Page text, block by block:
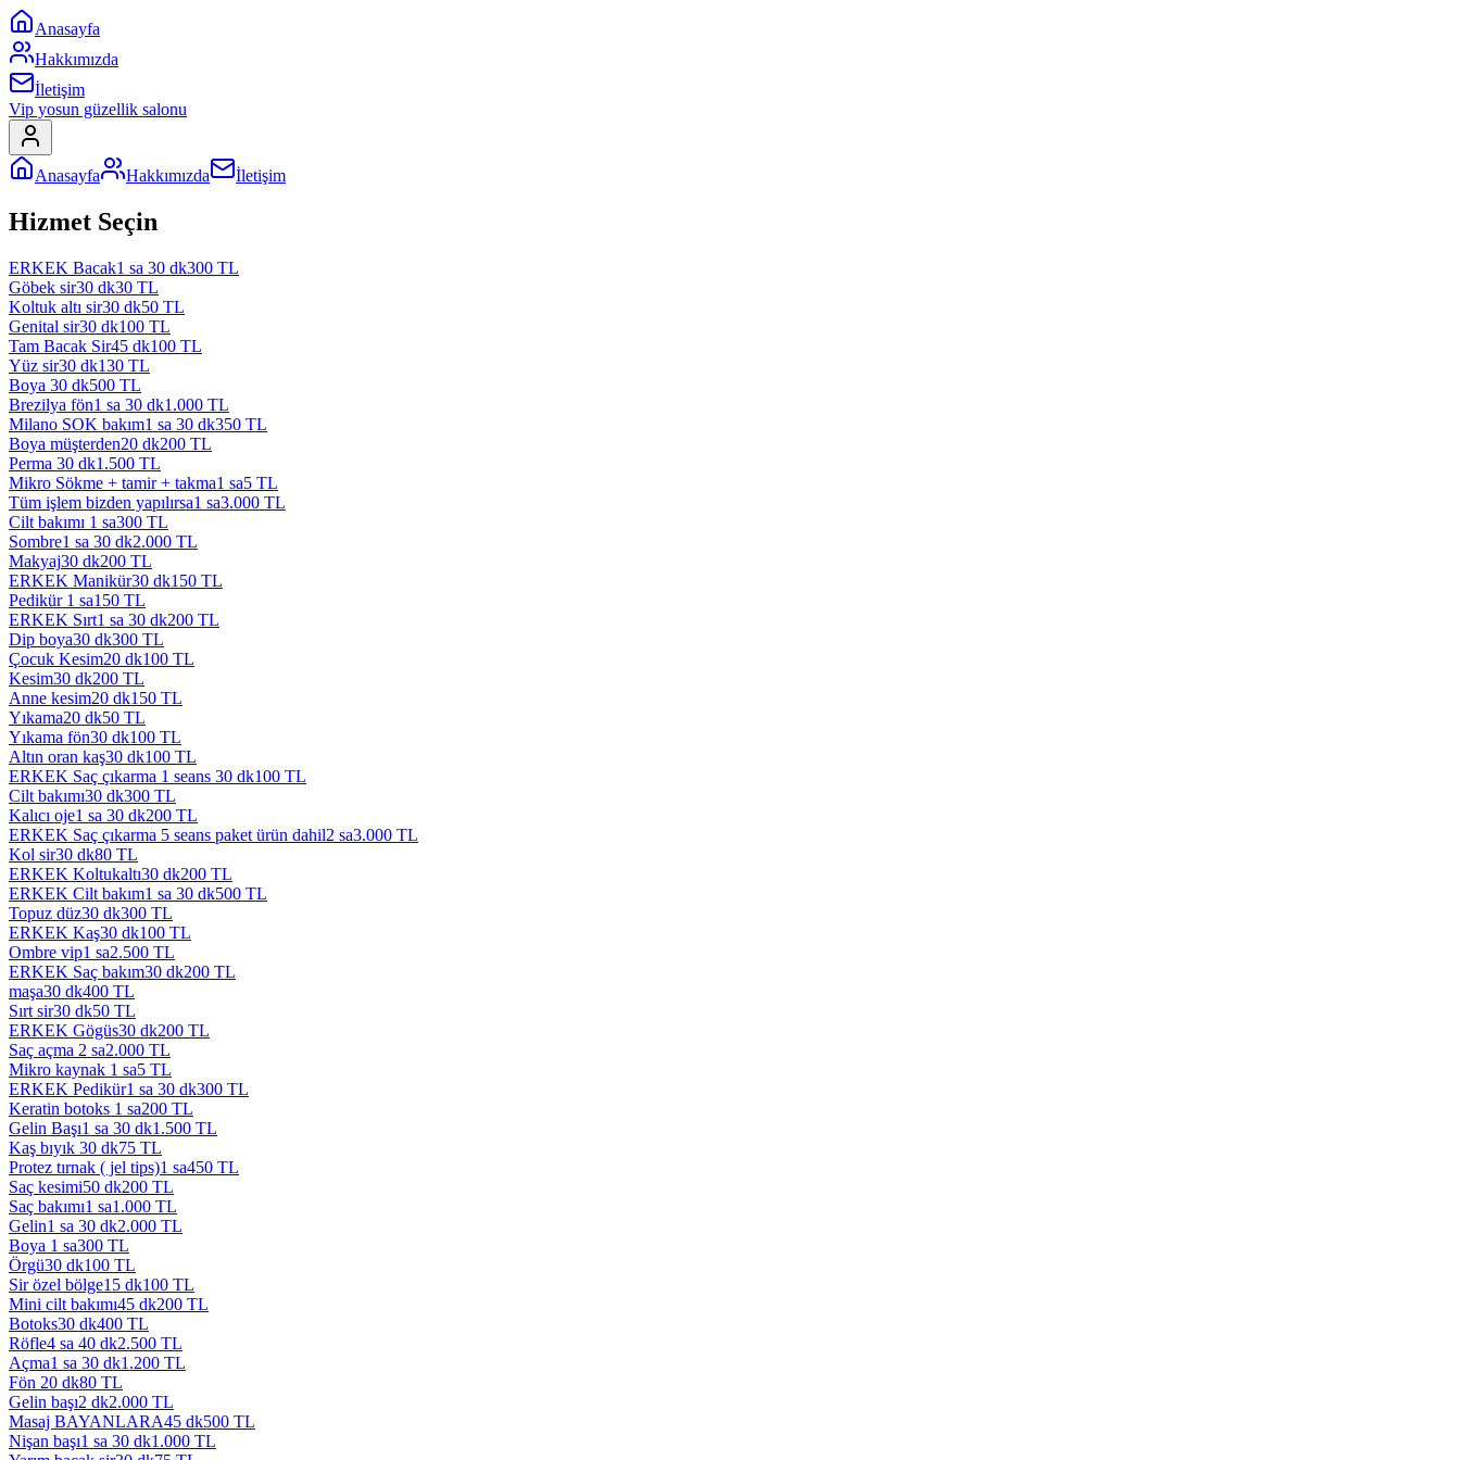
Anasayfa
Hakkımızda
İletişim
Vip yosun güzellik salonu
Anasayfa Hakkımızda İletişim
Hizmet Seçin
ERKEK Bacak1 sa 30 dk300 TL
Göbek sir30 dk30 TL
Koltuk altı sir30 dk50 TL
Genital sir30 dk100 TL
Tam Bacak Sir45 dk100 TL
Yüz sir30 dk130 TL
Boya 30 dk500 TL
Brezilya fön1 sa 30 dk1.000 TL
Milano SOK bakım1 sa 30 dk350 TL
Boya müşterden20 dk200 TL
Perma 30 dk1.500 TL
Mikro Sökme + tamir + takma1 sa5 TL
Tüm işlem bizden yapılırsa1 sa3.000 TL
Cilt bakımı 1 sa300 TL
Sombre1 sa 30 dk2.000 TL
Makyaj30 dk200 TL
ERKEK Manikür30 dk150 TL
Pedikür 1 sa150 TL
ERKEK Sırt1 sa 30 dk200 TL
Dip boya30 dk300 TL
Çocuk Kesim20 dk100 TL
Kesim30 dk200 TL
Anne kesim20 dk150 TL
Yıkama20 dk50 TL
Yıkama fön30 dk100 TL
Altın oran kaş30 dk100 TL
ERKEK Saç çıkarma 1 seans 30 dk100 TL
Cilt bakımı30 dk300 TL
Kalıcı oje1 sa 30 dk200 TL
ERKEK Saç çıkarma 5 seans paket ürün dahil2 sa3.000 TL
Kol sir30 dk80 TL
ERKEK Koltukaltı30 dk200 TL
ERKEK Cilt bakım1 sa 30 dk500 TL
Topuz düz30 dk300 TL
ERKEK Kaş30 dk100 TL
Ombre vip1 sa2.500 TL
ERKEK Saç bakım30 dk200 TL
maşa30 dk400 TL
Sırt sir30 dk50 TL
ERKEK Gögüs30 dk200 TL
Saç açma 2 sa2.000 TL
Mikro kaynak 1 sa5 TL
ERKEK Pedikür1 sa 30 dk300 TL
Keratin botoks 1 sa200 TL
Gelin Başı1 sa 30 dk1.500 TL
Kaş bıyık 30 dk75 TL
Protez tırnak ( jel tips)1 sa450 TL
Saç kesimi50 dk200 TL
Saç bakımı1 sa1.000 TL
Gelin1 sa 30 dk2.000 TL
Boya 1 sa300 TL
Örgü30 dk100 TL
Sir özel bölge15 dk100 TL
Mini cilt bakımı45 dk200 TL
Botoks30 dk400 TL
Röfle4 sa 40 dk2.500 TL
Açma1 sa 30 dk1.200 TL
Fön 20 dk80 TL
Gelin başı2 dk2.000 TL
Masaj BAYANLARA45 dk500 TL
Nişan başı1 sa 30 dk1.000 TL